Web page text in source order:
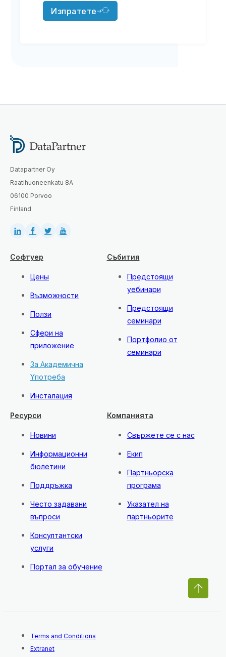
Изпратете
Datapartner Oy
Raatihuoneenkatu 8A
06100 Porvoo
Finland
Софтуер
Цены
Възможности
Ползи
Сфери на
приложение
За Академична
Yпотреба
Инсталация
Събития
Предстоящи
уебинари
Предстоящи
семинари
Портфолио от
семинари
Ресурси
Новини
Информационни
бюлетини
Поддръжка
Често задавани
въпроси
Консултантски
услуги
Портал за обучение
Компанията
Свържете се с нас
Екип
Партньорска
програма
Указател на
партньорите
Terms and Conditions
Extranet